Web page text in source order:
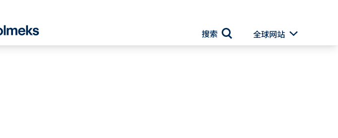
搜索
搜索 全球网站 Toggle